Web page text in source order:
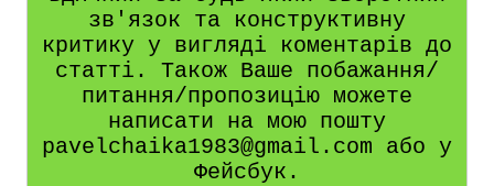
зв'язок та конструктивну
критику у вигляді коментарів до
статті. Також Ваше побажання/
питання/пропозицію можете
написати на мою пошту
pavelchaika1983@gmail.com або у
Фейсбук.